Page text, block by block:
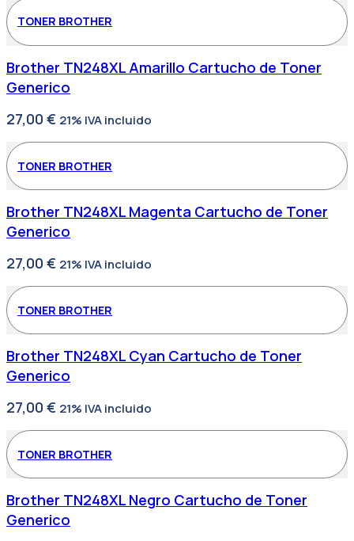
TONER BROTHER
Brother TN248XL Amarillo Cartucho de Toner
Generico
27,00 € 21% IVA incluido
TONER BROTHER
Brother TN248XL Magenta Cartucho de Toner
Generico
27,00 € 21% IVA incluido
TONER BROTHER
Brother TN248XL Cyan Cartucho de Toner
Generico
27,00 € 21% IVA incluido
TONER BROTHER
Brother TN248XL Negro Cartucho de Toner
Generico